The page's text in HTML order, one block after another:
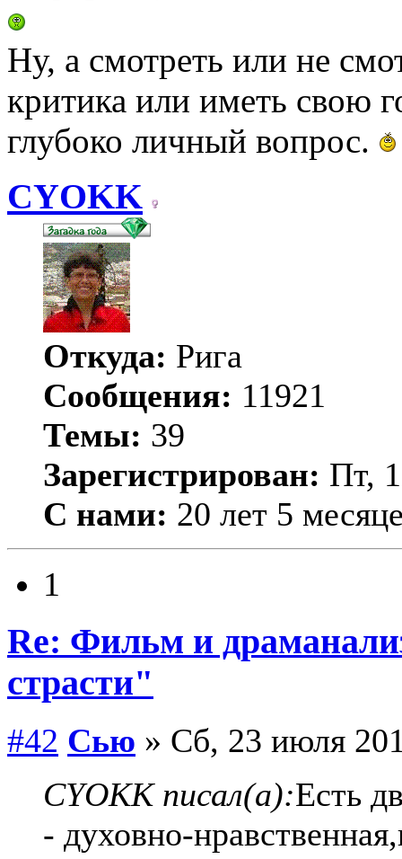
Ну, а смотреть или не
критика или иметь свою
глубоко личный вопрос.
CYOKK
Откуда: Рига
Сообщения: 11921
Темы: 39
Зарегистрирован: Пт,
С нами: 20 лет 5
1
Re: Фильм и
страсти"
#42 Сью » Сб, 23 июля
CYOKK писал(а):Есть
- духовно-